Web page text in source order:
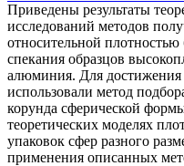
Приведены результаты
исследований методов
относительной
спекания образцов
алюминия. Для достижения
использовали метод
корунда сферической
теоретических моделях
упаковок сфер разного
применения описанных